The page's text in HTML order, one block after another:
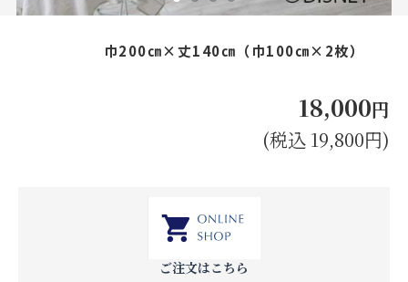
巾200㎝×丈140㎝（巾100㎝×2枚）
18,000円
(税込 19,800円)
ご注文はこちら